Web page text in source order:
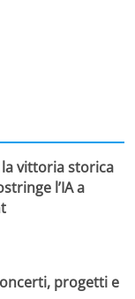
la vittoria storica
l’IA a
progetti e